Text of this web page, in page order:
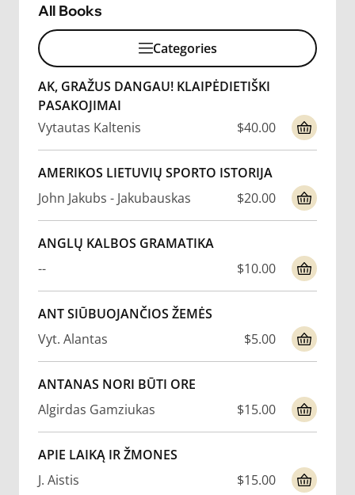
Support Us
Contact Us
All Books
Categories
AK, GRAŽUS DANGAU! KLAIPĖDIETIŠKI
PASAKOJIMAI
Vytautas Kaltenis
$40.00
AMERIKOS LIETUVIŲ SPORTO ISTORIJA
John Jakubs - Jakubauskas
$20.00
ANGLŲ KALBOS GRAMATIKA
--
$10.00
ANT SIŪBUOJANČIOS ŽEMĖS
Vyt. Alantas
$5.00
ANTANAS NORI BŪTI ORE
Algirdas Gamziukas
$15.00
APIE LAIKĄ IR ŽMONES
J. Aistis
$15.00